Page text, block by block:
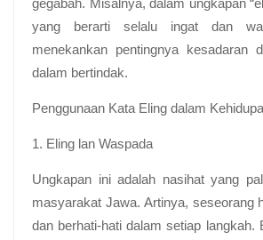
gegabah. Misalnya, dalam ungkapan
yang berarti selalu ingat dan
menekankan pentingnya kesadaran
dalam bertindak.
Penggunaan Kata Eling dalam
1. Eling lan Waspada
Ungkapan ini adalah nasihat yang
masyarakat Jawa. Artinya, seseorang
dan berhati-hati dalam setiap langkah.